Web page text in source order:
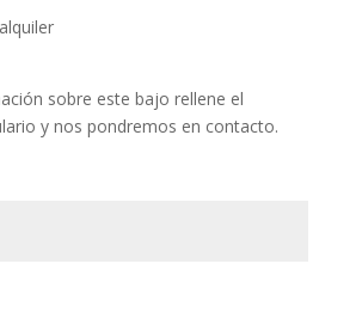
sobre este bajo rellene el
y nos pondremos en contacto.